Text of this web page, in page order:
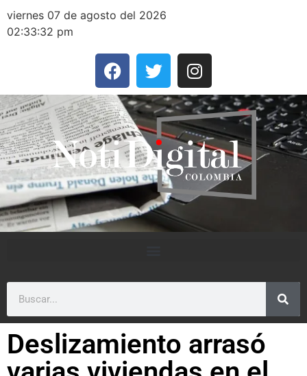
viernes 07 de agosto del 2026
02:33:32 pm
Deslizamiento arrasó